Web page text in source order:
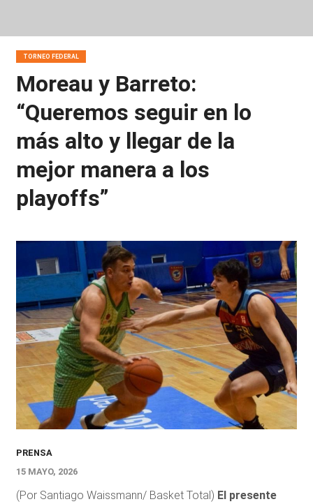
TORNEO FEDERAL
Moreau y Barreto:
“Queremos seguir en lo
más alto y llegar de la
mejor manera a los
playoffs”
PRENSA
15 MAYO, 2026
(Por Santiago Waissmann/ Basket Total) El presente